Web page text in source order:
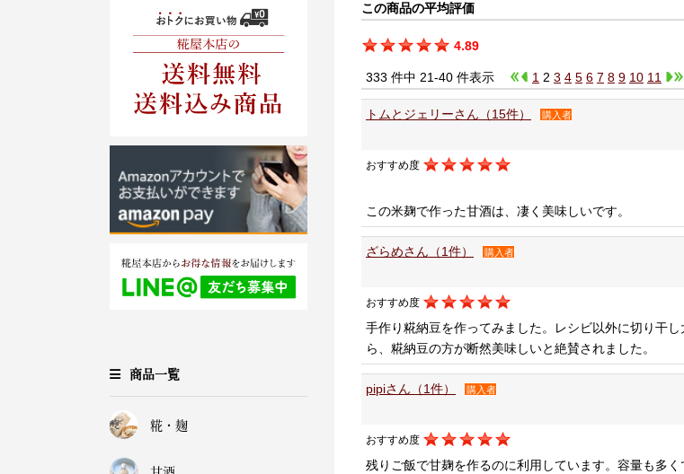
商品一覧
糀・麹
この商品の平均評価
4.89
333 件中 21-40 件表示 1 2 3 4 5 6 7 8 9 10 11
トムとジェリーさん（15件） 購入者
おすすめ度
この米麹で作った甘酒は、凄く美味しいです。
ざらめさん（1件） 購入者
おすすめ度
手作り糀納豆を作ってみました。レシビ以外に切り干
ら、糀納豆の方が断然美味しいと絶賛されました。
pipiさん（1件） 購入者
おすすめ度
残りご飯で甘麹を作るのに利用しています。容量も多く